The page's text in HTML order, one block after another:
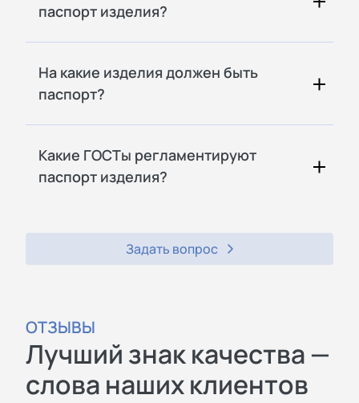
паспорт изделия?
На какие изделия должен быть
паспорт?
Какие ГОСТы регламентируют
паспорт изделия?
Задать вопрос
ОТЗЫВЫ
Лучший знак качества —
слова наших клиентов